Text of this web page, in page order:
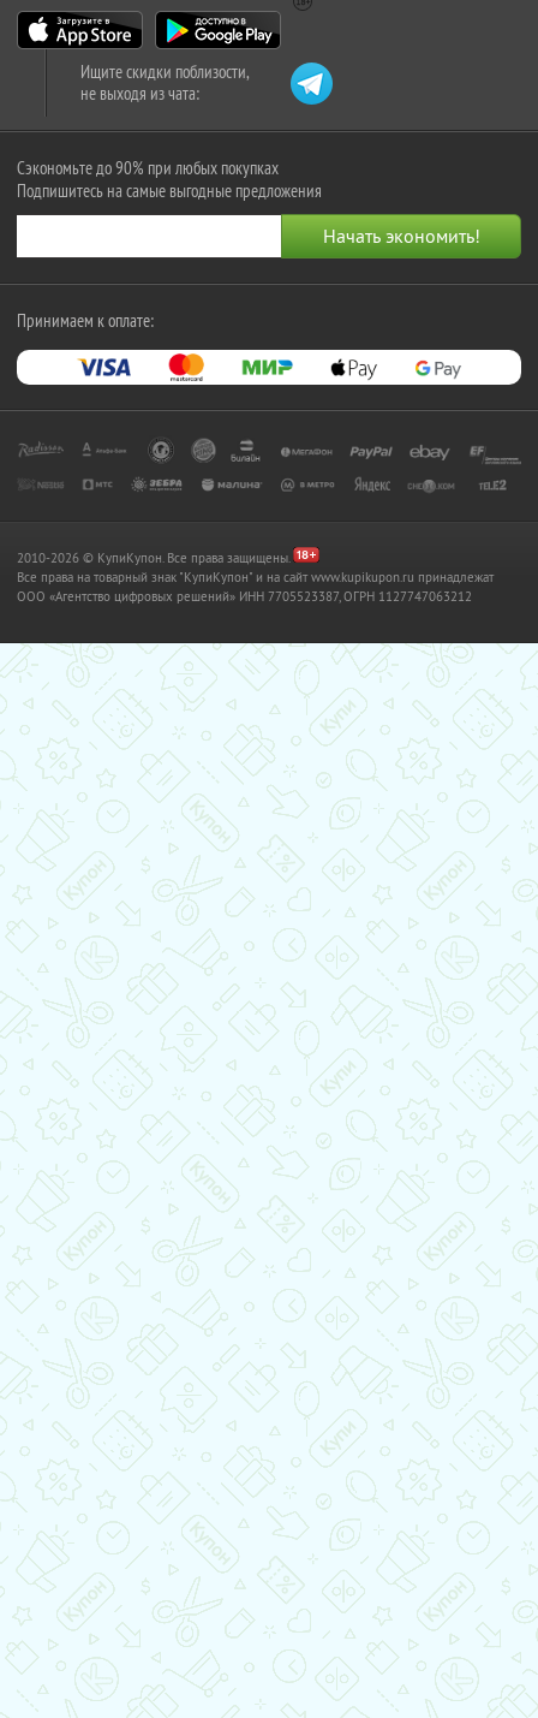
Ищите скидки поблизости,
не выходя из чата:
Сэкономьте до 90% при любых покупках
Подпишитесь на самые выгодные предложения
Принимаем к оплате:
2010-2026 © КупиКупон. Все права защищены.
Все права на товарный знак "КупиКупон" и на сайт www.kupikupon.ru принадлежат
OOO «Агентство цифровых решений» ИНН 7705523387, ОГРН 1127747063212